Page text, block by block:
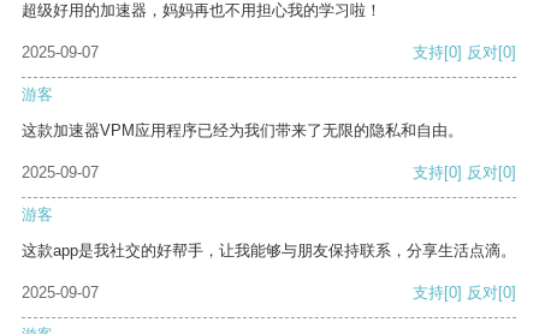
超级好用的加速器，妈妈再也不用担心我的学习啦！
2025-09-07 支持[0] 反对[0]
游客
这款加速器VPM应用程序已经为我们带来了无限的隐私和自由。
2025-09-07 支持[0] 反对[0]
游客
这款app是我社交的好帮手，让我能够与朋友保持联系，分享生活点滴。
2025-09-07 支持[0] 反对[0]